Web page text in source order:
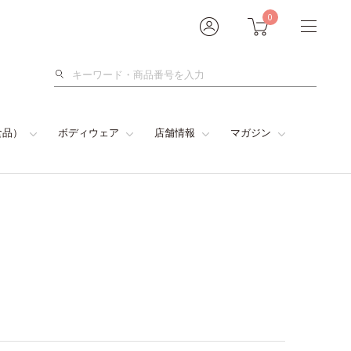
0
検
） ボディウェア 店舗情報 マガジン